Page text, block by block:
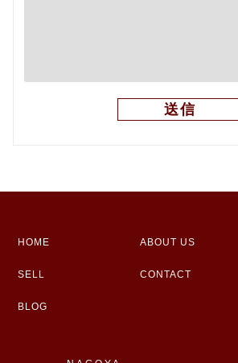
HOME ABOUT US
SELL CONTACT
BLOG